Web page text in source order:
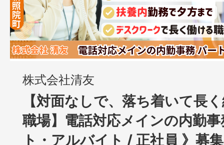
株式会社清友
【対面なしで、落ち着いて長
職場】電話対応メインの内勤
ト・アルバイト / 正社員 》募